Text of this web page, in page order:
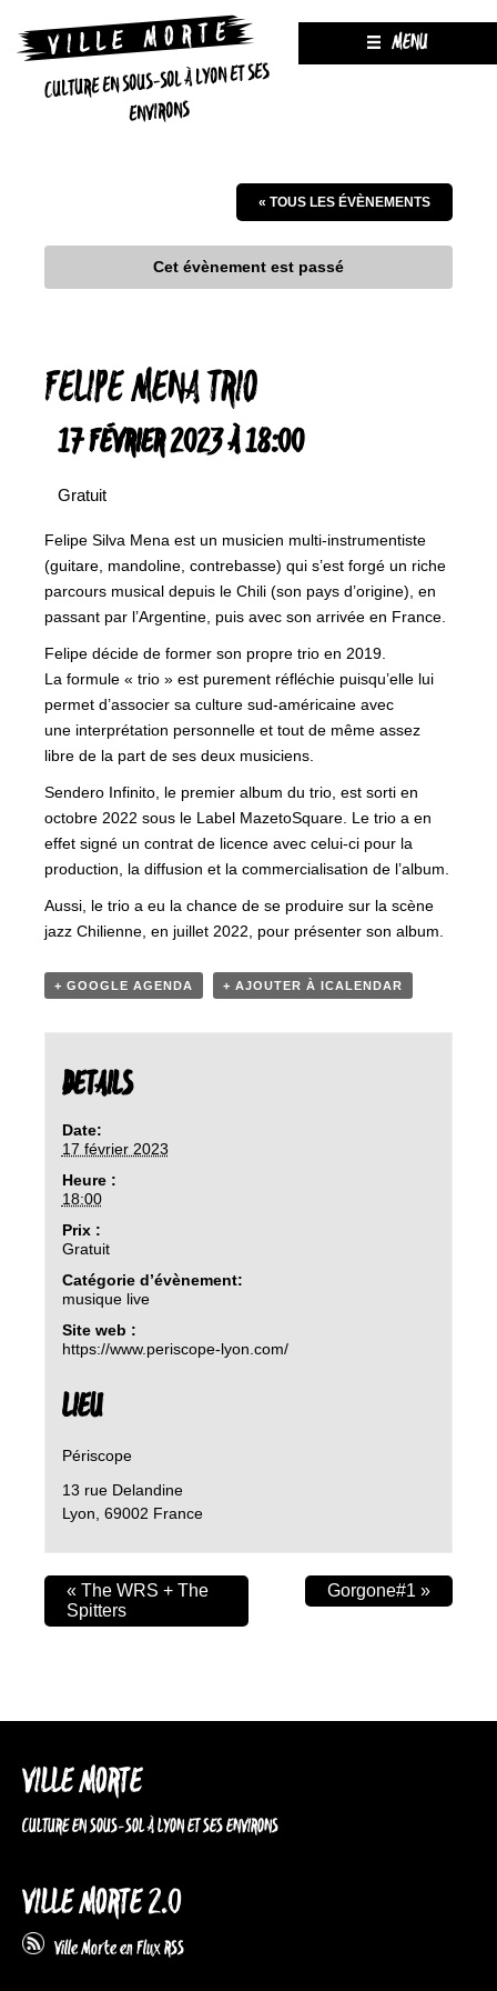
CULTURE EN SOUS-SOL À LYON ET SES
ENVIRONS
MENU
« TOUS LES ÉVÈNEMENTS
Cet évènement est passé
FELIPE MENA TRIO
17 FÉVRIER 2023 À 18:00
Gratuit
Felipe Silva Mena est un musicien multi-instrumentiste
(guitare, mandoline, contrebasse) qui s’est forgé un riche
parcours musical depuis le Chili (son pays d’origine), en
passant par l’Argentine, puis avec son arrivée en France.
Felipe décide de former son propre trio en 2019.
La formule « trio » est purement réfléchie puisqu’elle lui
permet d’associer sa culture sud-américaine avec
une interprétation personnelle et tout de même assez
libre de la part de ses deux musiciens.
Sendero Infinito, le premier album du trio, est sorti en
octobre 2022 sous le Label MazetoSquare. Le trio a en
effet signé un contrat de licence avec celui-ci pour la
production, la diffusion et la commercialisation de l’album.
Aussi, le trio a eu la chance de se produire sur la scène
jazz Chilienne, en juillet 2022, pour présenter son album.
+ GOOGLE AGENDA + AJOUTER À ICALENDAR
DETAILS
Date:
17 février 2023
Heure :
18:00
Prix :
Gratuit
Catégorie d’évènement:
musique live
Site web :
https://www.periscope-lyon.com/
LIEU
Périscope
13 rue Delandine
Lyon 69002 France
« The WRS + The
Spitters
Gorgone#1 »
VILLE MORTE
CULTURE EN SOUS-SOL À LYON ET SES ENVIRONS
VILLE MORTE 2.0
Ville Morte en Flux RSS